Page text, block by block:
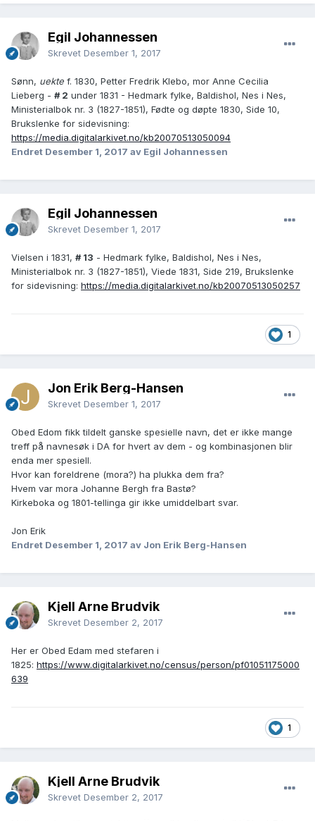
Egil Johannessen
Skrevet Desember 1, 2017
Sønn, uekte f. 1830, Petter Fredrik Klebo, mor Anne Cecilia
Lieberg - # 2 under 1831 - Hedmark fylke, Baldishol, Nes i Nes,
Ministerialbok nr. 3 (1827-1851), Fødte og døpte 1830, Side 10,
Brukslenke for sidevisning:
https://media.digitalarkivet.no/kb20070513050094
Endret Desember 1, 2017 av Egil Johannessen
Egil Johannessen
Skrevet Desember 1, 2017
Vielsen i 1831, # 13 - Hedmark fylke, Baldishol, Nes i Nes,
Ministerialbok nr. 3 (1827-1851), Viede 1831, Side 219, Brukslenke
for sidevisning: https://media.digitalarkivet.no/kb20070513050257
1
Jon Erik Berg-Hansen
Skrevet Desember 1, 2017
Obed Edom fikk tildelt ganske spesielle navn, det er ikke mange
treff på navnesøk i DA for hvert av dem - og kombinasjonen blir
enda mer spesiell.
Hvor kan foreldrene (mora?) ha plukka dem fra?
Hvem var mora Johanne Bergh fra Bastø?
Kirkeboka og 1801-tellinga gir ikke umiddelbart svar.
Jon Erik
Endret Desember 1, 2017 av Jon Erik Berg-Hansen
Kjell Arne Brudvik
Skrevet Desember 2, 2017
Her er Obed Edam med stefaren i
1825: https://www.digitalarkivet.no/census/person/pf01051175000
639
1
Kjell Arne Brudvik
Skrevet Desember 2, 2017